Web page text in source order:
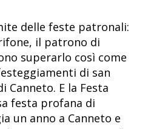
delle feste patronali:
il patrono di
superarlo così come
di san
E la Festa
festa profana di
un anno a Canneto e